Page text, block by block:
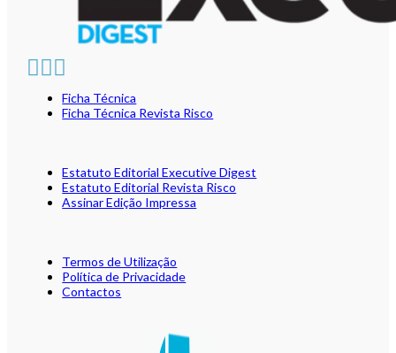
Ficha Técnica
Ficha Técnica Revista Risco
Estatuto Editorial Executive Digest
Estatuto Editorial Revista Risco
Assinar Edição Impressa
Termos de Utilização
Política de Privacidade
Contactos